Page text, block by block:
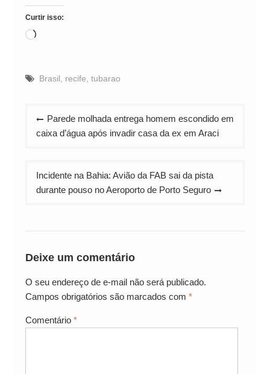
Curtir isso:
Carregando...
Brasil recife tubarao
Navegação
de
Parede molhada entrega homem escondido em
caixa d’água após invadir casa da ex em Araci
Incidente na Bahia: Avião da FAB sai da pista
durante pouso no Aeroporto de Porto Seguro
Deixe um comentário
O seu endereço de e-mail não será publicado.
Campos obrigatórios são marcados com *
Comentário *